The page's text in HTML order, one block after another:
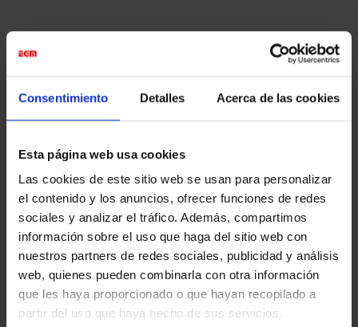
Consentimiento Detalles Acerca de las cookies
Esta página web usa cookies
Las cookies de este sitio web se usan para personalizar
el contenido y los anuncios, ofrecer funciones de redes
sociales y analizar el tráfico. Además, compartimos
información sobre el uso que haga del sitio web con
nuestros partners de redes sociales, publicidad y análisis
web, quienes pueden combinarla con otra información
que les haya proporcionado o que hayan recopilado a
partir del uso que haya hecho de sus servicios.
En exhibición desde el 19 de junio al 31 de octubre de
2019
Esta entrada fue publicada enDigital Printingy etiquetadaDigital
Printing ,Eventos & Expos,Fine Art,Gran formato .
EGM_TEST